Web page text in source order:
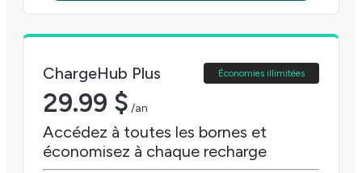
ChargeHub Plus Économies illimitées
29.99 $ /an
Accédez à toutes les bornes et
économisez à chaque recharge